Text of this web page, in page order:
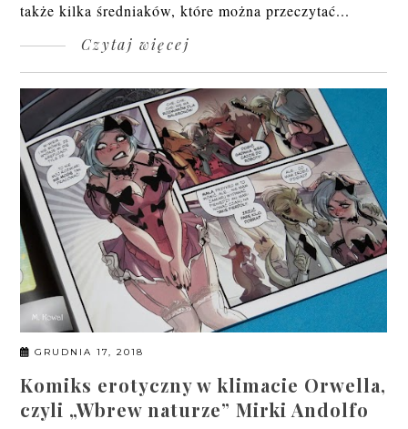
także kilka średniaków, które można przeczytać...
Czytaj więcej
GRUDNIA 17, 2018
Komiks erotyczny w klimacie Orwella,
czyli „Wbrew naturze” Mirki Andolfo